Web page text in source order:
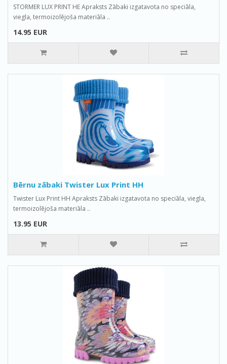
STORMER LUX PRINT HE Apraksts Zābaki izgatavota no speciāla,
viegla, termoizolējoša materiāla ..
14.95 EUR
Bērnu zābaki Twister Lux Print HH
Twister Lux Print HH Apraksts Zābaki izgatavota no speciāla, viegla,
termoizolējoša materiāla ..
13.95 EUR